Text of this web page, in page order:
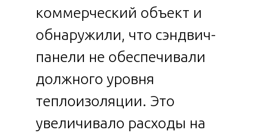
коммерческий объект и
обнаружили, что сэндвич-
панели не обеспечивали
должного уровня
теплоизоляции. Это
увеличивало расходы на